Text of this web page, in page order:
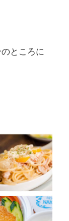
ところに